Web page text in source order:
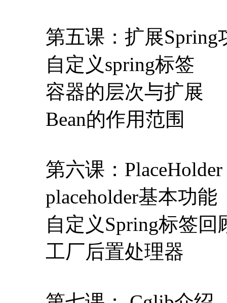
第五课：扩展Spring
自定义spring标签
容器的层次与扩展
Bean的作用范围
第六课：PlaceHolder
placeholder基本功能
自定义Spring标签回
工厂后置处理器